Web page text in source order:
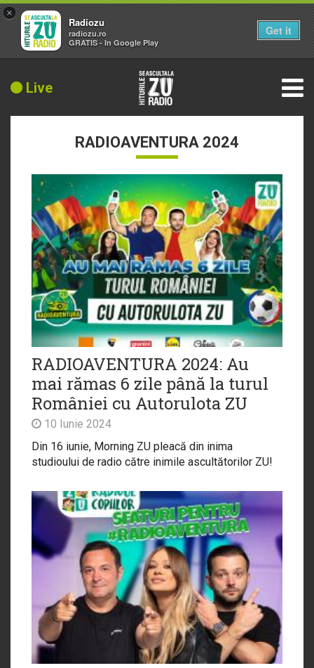
Live
RADIOAVENTURA 2024
RADIOAVENTURA 2024: Au
mai rămas 6 zile până la turul
României cu Autorulota ZU
10 Iunie 2024
Din 16 iunie, Morning ZU pleacă din inima
studioului de radio către inimile ascultătorilor ZU!
×
Radiozu
radiozu.ro
GRATIS - In Google Play
Get it